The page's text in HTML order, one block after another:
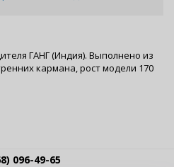
ГАНГ (Индия). Выполнено из
кармана, рост модели 170
096-49-65